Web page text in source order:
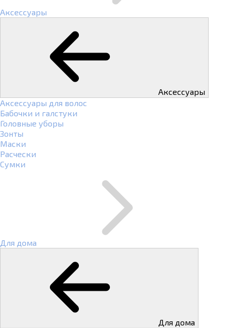
Аксессуары
Аксессуары
Аксессуары для волос
Бабочки и галстуки
Головные уборы
Зонты
Маски
Расчески
Сумки
Для дома
Для дома